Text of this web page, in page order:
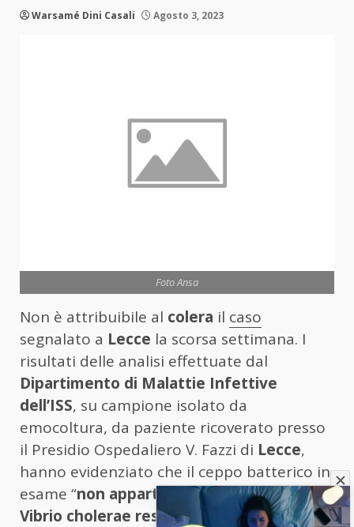
Warsamé Dini Casali Agosto 3, 2023
Foto Ansa
Non è attribuibile al colera il caso
segnalato a Lecce la scorsa settimana. I
risultati delle analisi effettuate dal
Dipartimento di Malattie Infettive
dell’ISS, su campione isolato da
emocoltura, da paziente ricoverato presso
il Presidio Ospedaliero V. Fazzi di Lecce,
hanno evidenziato che il ceppo batterico in
esame “non appartiene ai sierotipi di
Vibrio cholerae responsabili di colera“.